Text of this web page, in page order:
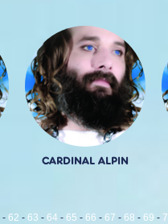
CARDINAL ALPIN
- 62 - 63 - 64 - 65 - 66 - 67 - 68 - 69 -